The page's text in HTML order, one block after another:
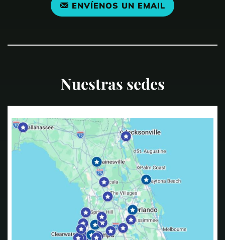
ENVÍENOS UN EMAIL
Nuestras sedes